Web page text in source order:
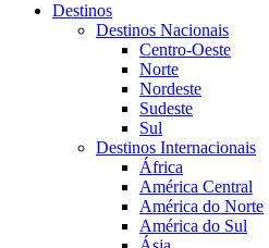
Destinos
Destinos Nacionais
Centro-Oeste
Norte
Nordeste
Sudeste
Sul
Destinos Internacionais
África
América Central
América do Norte
América do Sul